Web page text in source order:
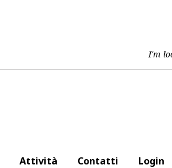
Attività Contatti Login